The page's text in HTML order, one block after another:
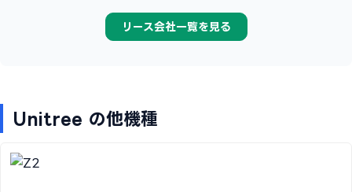
リース会社一覧を見る
Unitree の他機種